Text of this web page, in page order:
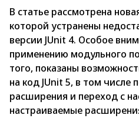
В статье рассмотрена
которой устранены
версии JUnit 4. Особое
применению модульного
того, показаны
на код JUnit 5, в том числе
расширения и переход с
настраиваемые